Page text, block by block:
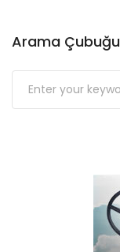
Arama Çubuğu